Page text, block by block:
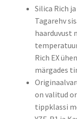
Silica Rich
Tagarehv
haarduvust
Rich EX
märgades
on valitud
tippklassi